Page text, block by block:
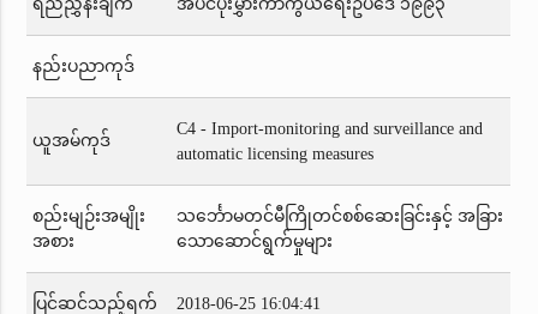
ရည်ညွှန်းချက် အပင်ပိုးမွှားကာကွယ်ရေးဥပဒေ ၁၉၉၃
နည်းပညာကုဒ်
ယူအမ်ကုဒ်
C4 - Import-monitoring and surveillance and
automatic licensing measures
စည်းမျဉ်းအမျိုး
အစား
သင်္ဘောမတင်မီကြိုတင်စစ်ဆေးခြင်းနှင့် အခြား
သောဆောင်ရွက်မှုများ
ပြင်ဆင်သည့်ရက် 2018-06-25 16:04:41